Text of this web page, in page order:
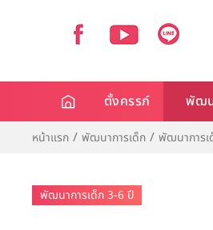
ตั้งครรภ์ พัฒน
หน้าแรก พัฒนาการเด็ก พัฒนาการ
พัฒนาการเด็ก 3-6 ปี